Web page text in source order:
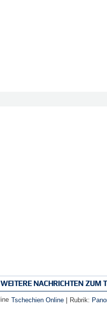
WEITERE NACHRICHTEN ZUM
Tschechien Online | Rubrik: